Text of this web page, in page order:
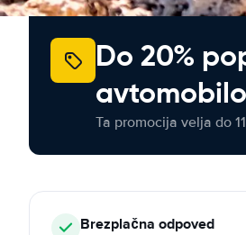
Do 20%
Ta promocija velja do
Brezplačna odpoved